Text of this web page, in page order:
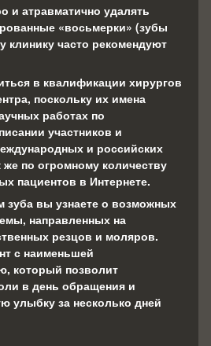
и атравматично удалять
«восьмерки» (зубы
клинику часто рекомендуют
в квалификации хирургов
поскольку их имена
работах по
участников и
и российских
же по огромному количеству
пациентов в Интернете.
зуба вы узнаете о возможных
направленных на
резцов и моляров.
с наименьшей
который позволит
в день обращения и
улыбку за несколько дней